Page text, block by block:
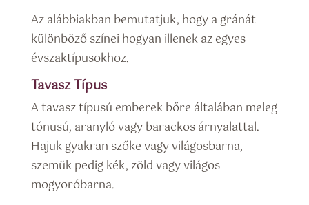
Az alábbiakban bemutatjuk, hogy a gránát
különböző színei hogyan illenek az egyes
évszaktípusokhoz.
Tavasz Típus
A tavasz típusú emberek bőre általában meleg
tónusú, aranyló vagy barackos árnyalattal.
Hajuk gyakran szőke vagy világosbarna,
szemük pedig kék, zöld vagy világos
mogyoróbarna.